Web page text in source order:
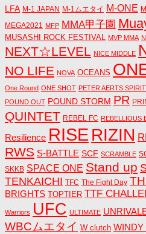
LFA M-1 JAPAN M-1ムエタイ M-ONE
MEGA2021 MFP MMA甲子園
MUSASHI ROCK FESTIVAL MVP MMA
NEXT☆LEVEL NICE MIDDLE
NO LIFE NOVA OCEANS
One Round ONE SHOT PETER AERTS SPIRIT
POUND OUT POUND STORM PR
QUINTET REBEL FC REBELLIOUS
Resilience RISE RIZIN
RWS S-BATTLE SCF SCRAMBLE
SKKB SPACE ONE Stand up
TENKAICHI TFC The Fight Day
BRIGHTS TOPTIER TTF
Warriors UFC ULTIMATE
WBCムエタイ W clutch WINDY